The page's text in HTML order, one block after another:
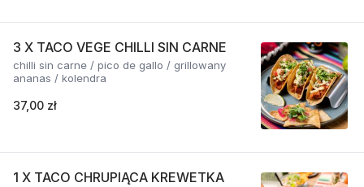
3 X TACO VEGE CHILLI SIN CARNE
chilli sin carne / pico de gallo / grillowany
ananas / kolendra
37,00 zł
1 X TACO CHRUPIĄCA KREWETKA